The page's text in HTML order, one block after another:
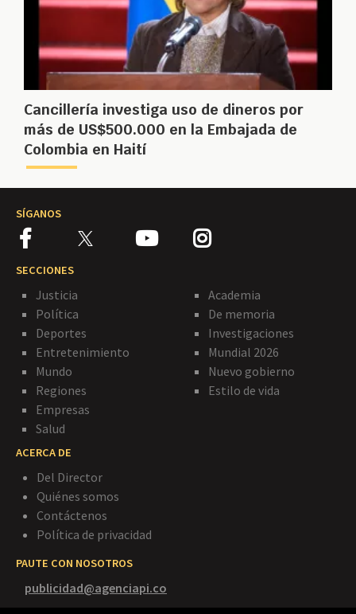
Cancillería investiga uso de dineros por
más de US$500.000 en la Embajada de
Colombia en Haití
SÍGANOS
SECCIONES
Justicia
Política
Deportes
Entretenimiento
Mundo
Regiones
Empresas
Salud
Academia
De memoria
Investigaciones
Mundial 2026
Nuevo gobierno
Estilo de vida
ACERCA DE
Del Director
Quiénes somos
Contáctenos
Política de privacidad
PAUTE CON NOSOTROS
publicidad@agenciapi.co